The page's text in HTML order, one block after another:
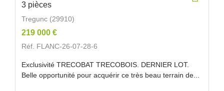
3 pièces
Tregunc (29910)
219 000 €
Réf. FLANC-26-07-28-6
Exclusivité TRECOBAT TRECOBOIS. DERNIER LOT.
Belle opportunité pour acquérir ce très beau terrain de...